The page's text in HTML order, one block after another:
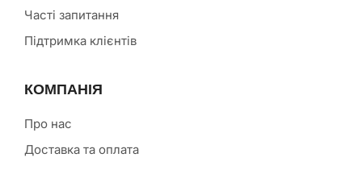
Часті запитання
Підтримка клієнтів
КОМПАНІЯ
Про нас
Доставка та оплата